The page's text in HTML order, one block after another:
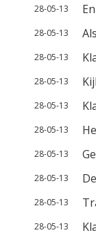
28-05-13
28-05-13
28-05-13
28-05-13
28-05-13
28-05-13
28-05-13
28-05-13
28-05-13
28-05-13